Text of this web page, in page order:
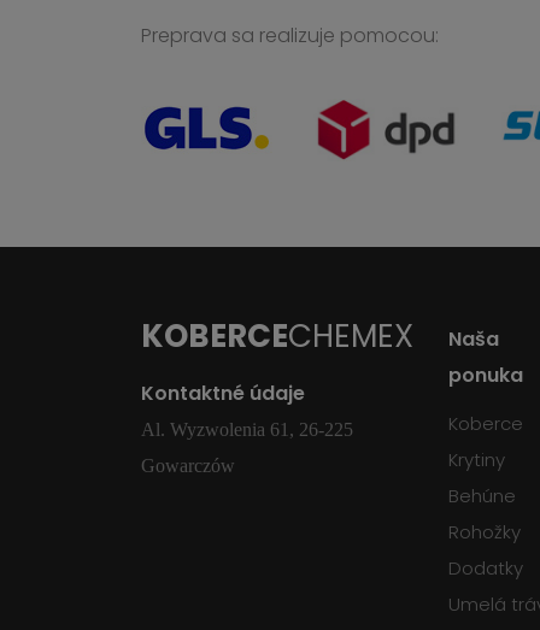
Preprava sa realizuje pomocou:
KOBERCECHEMEX
Kontaktné údaje
Al. Wyzwolenia 61, 26-225
Gowarczów
Naša
ponuka
Koberce
Krytiny
Behúne
Rohožky
Dodatky
Umelá